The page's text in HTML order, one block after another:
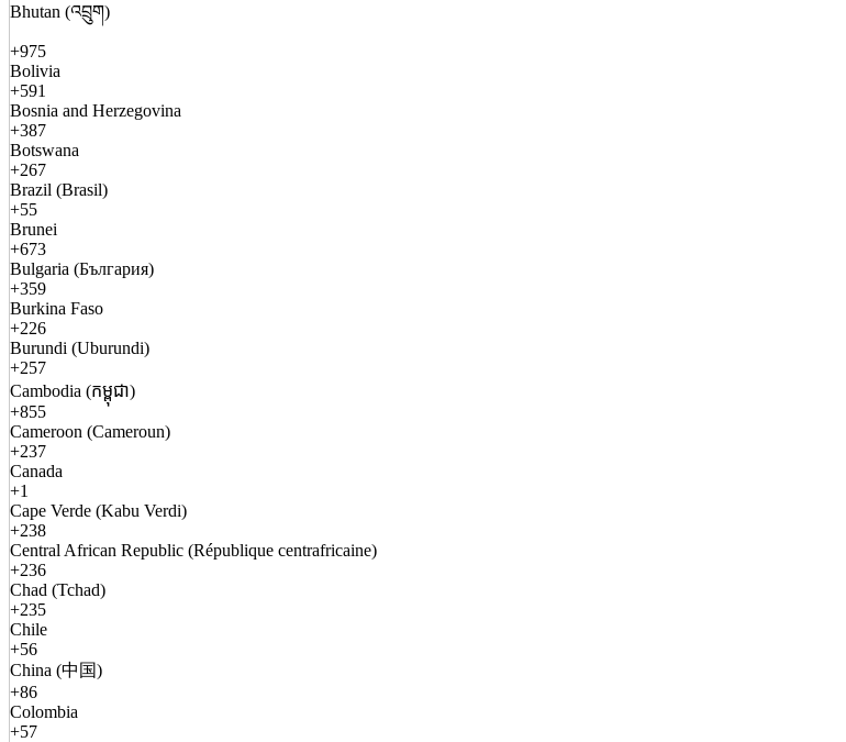
Bhutan (འབྲུག)
+975
Bolivia
+591
Bosnia and Herzegovina
+387
Botswana
+267
Brazil (Brasil)
+55
Brunei
+673
Bulgaria (България)
+359
Burkina Faso
+226
Burundi (Uburundi)
+257
Cambodia (កម្ពុជា)
+855
Cameroon (Cameroun)
+237
Canada
+1
Cape Verde (Kabu Verdi)
+238
Central African Republic (République centrafricaine)
+236
Chad (Tchad)
+235
Chile
+56
China (中国)
+86
Colombia
+57